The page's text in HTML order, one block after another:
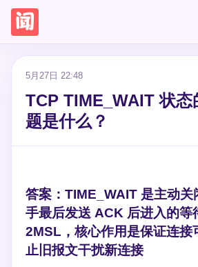
5月27日 22:48
TCP TIME_WAIT 状态
题是什么？
答案：TIME_WAIT 是主动关
手最后发送 ACK 后进入的等
2MSL，核心作用是保证连接
止旧报文干扰新连接